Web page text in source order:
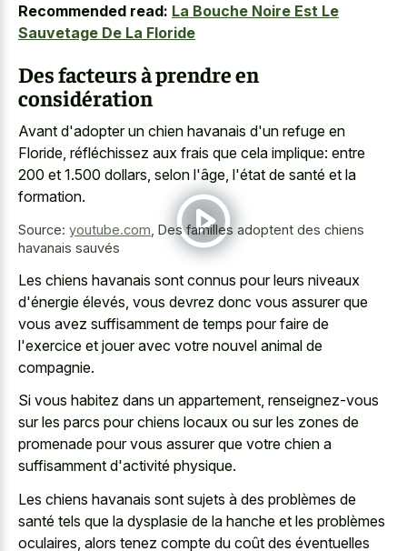
Recommended read: La Bouche Noire Est Le
Sauvetage De La Floride
Des facteurs à prendre en
considération
Avant d'adopter un chien havanais d'un refuge en
Floride, réfléchissez aux frais que cela implique: entre
200 et 1.500 dollars, selon l'âge, l'état de santé et la
formation.
Source: youtube.com Des familles adoptent des chiens
havanais sauvés
Les chiens havanais sont connus pour leurs niveaux
d'énergie élevés, vous devrez donc vous assurer que
vous avez suffisamment de temps pour faire de
l'exercice et jouer avec votre nouvel animal de
compagnie.
Si vous habitez dans un appartement, renseignez-vous
sur les parcs pour chiens locaux ou sur les zones de
promenade pour vous assurer que votre chien a
suffisamment d'activité physique.
Les chiens havanais sont sujets à des problèmes de
santé tels que la dysplasie de la hanche et les problèmes
oculaires, alors tenez compte du coût des éventuelles